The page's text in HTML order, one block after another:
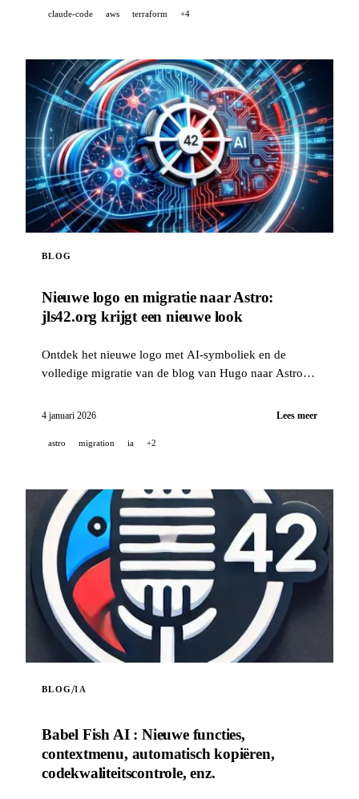
claude-code aws terraform +4
BLOG
Nieuwe logo en migratie naar Astro:
jls42.org krijgt een nieuwe look
Ontdek het nieuwe logo met AI-symboliek en de
volledige migratie van de blog van Hugo naar Astro,
4 januari 2026 Lees meer
astro migration ia +2
BLOG/IA
Babel Fish AI : Nieuwe functies,
contextmenu, automatisch kopiëren,
codekwaliteitscontrole, enz.